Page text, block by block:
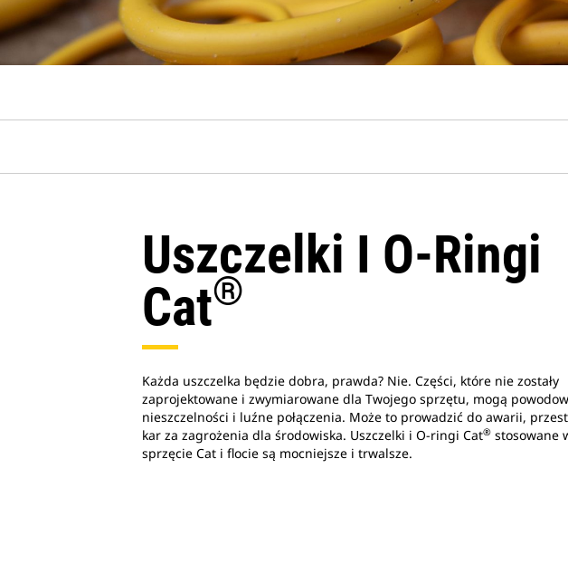
Uszczelki I O-Ringi
Cat®
Każda uszczelka będzie dobra, prawda? Nie. Części, które nie zostały
zaprojektowane i zwymiarowane dla Twojego sprzętu, mogą
nieszczelności i luźne połączenia. Może to prowadzić do awarii,
kar za zagrożenia dla środowiska. Uszczelki i O-ringi Cat® stosowane
sprzęcie Cat i flocie są mocniejsze i trwalsze.